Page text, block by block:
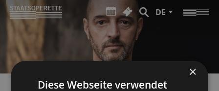
DE
×
Diese Webseite verwendet